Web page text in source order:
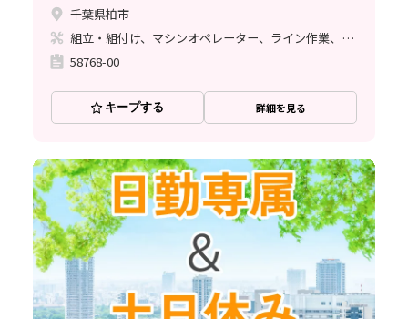
千葉県柏市
組立・組付け、マシンオペレーター、ライン作業、溶接、塗装、その他
58768-00
キープする 詳細を見る